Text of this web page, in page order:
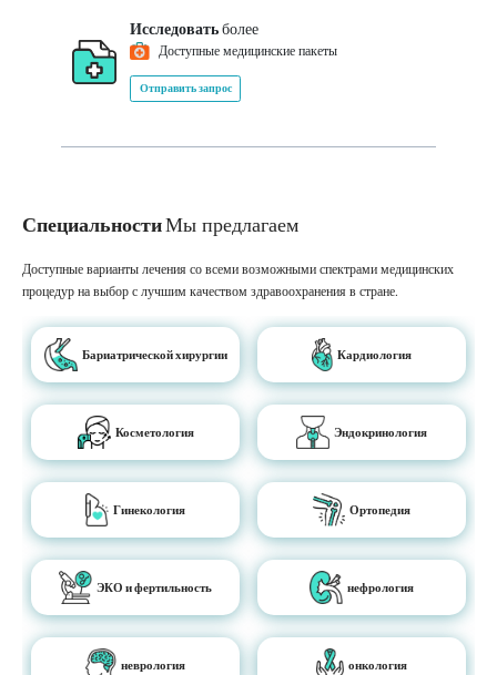
Исследоватьболее
Доступные медицинские пакеты
Отправить запрос
СпециальностиМы предлагаем
Доступные варианты лечения со всеми возможными спектрами медицинских
процедур на выбор с лучшим качеством здравоохранения в стране.
Бариатрической хирургии Кардиология
Косметология Эндокринология
Гинекология Ортопедия
ЭКО и фертильность нефрология
неврология онкология